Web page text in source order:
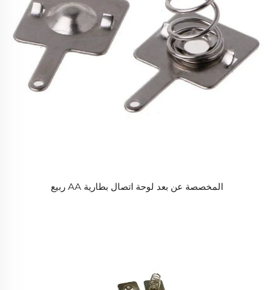
المخصصة عن بعد لوحة اتصال بطارية AA ربيع